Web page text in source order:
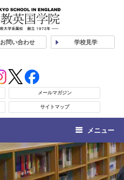
お問い合わせ 学校見学
メールマガジン
サイトマップ
メニュー